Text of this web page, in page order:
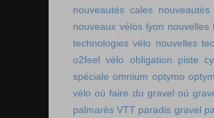
nouveautés cales
nouveaux vélos lyon nouvelles
technologies vélo nouvelles
o2feel vélo
obligation piste
spéciale omnium optymo
vélo où faire du gravel où
palmarès VTT paradis gravel